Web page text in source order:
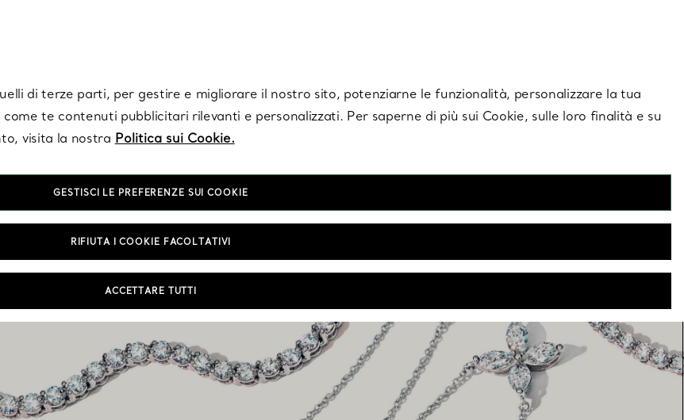
Anelli per coppie Elsa Peretti®
Come scegliere il tuo anello di
di terze parti, per gestire e migliorare il nostro sito, potenziarne le funzionalità, personalizzare la tua
te contenuti pubblicitari rilevanti e personalizzati. Per saperne di più sui Cookie, sulle loro finalità e su
visita la nostra Politica sui Cookie.
GESTISCI LE PREFERENZE SUI COOKIE
RIFIUTA I COOKIE FACOLTATIVI
ACCETTARE TUTTI